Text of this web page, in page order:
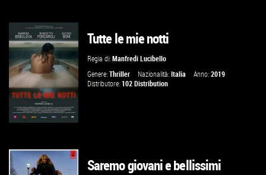
GUARDA IL TRAILER
VAI ALLA SCHEDA
GUARDA IL TRAILER
Tutte le mie notti
Regia di:Manfredi Lucibello
Genere:Thriller Nazionalità:Italia Anno:2019
Distributore:102 Distribution
Saremo giovani e bellissimi